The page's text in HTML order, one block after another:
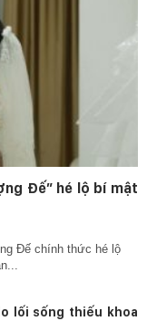
Đế” hé lộ bí mật
Đế chính thức hé lộ
lối sống thiếu khoa